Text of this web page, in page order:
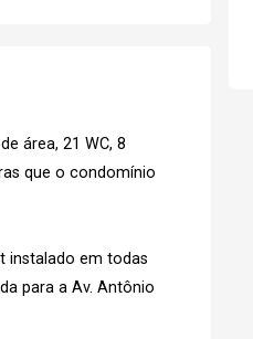
área, 21 WC, 8
que o condomínio
instalado em todas
para a Av. Antônio